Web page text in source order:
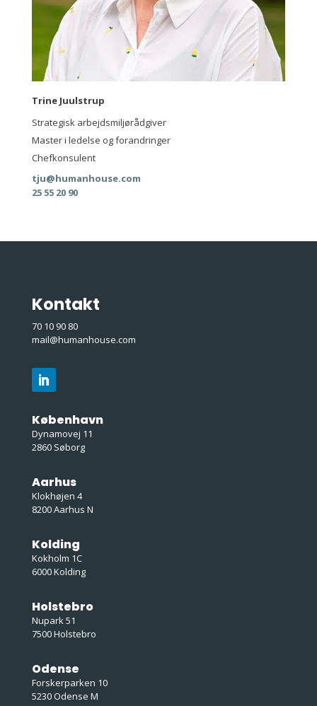
Trine Juulstrup
Strategisk arbejdsmiljørådgiver
Master i ledelse og forandringer
Chefkonsulent
tju@humanhouse.com
25 55 20 90
Kontakt
70 10 90 80
mail@humanhouse.com
København
Dynamovej 11
2860 Søborg
Aarhus
Klokhøjen 4
8200 Aarhus N
Kolding
Kokholm 1C
6000 Kolding
Holstebro
Nupark 51
7500 Holstebro
Odense
Forskerparken 10
5230 Odense M